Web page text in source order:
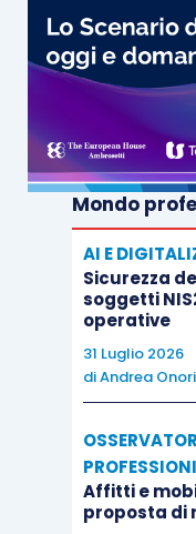
Mondo
AI E
Sicurezza
soggetti
operative
31 Luglio 2026
diAndrea Onori
PROFESSIONI
Affitti e
proposta di